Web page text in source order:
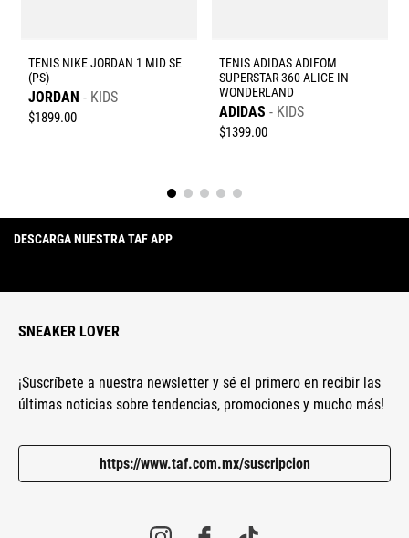
TENIS NIKE JORDAN 1 MID SE
(PS)
JORDAN KIDS
$1899.00
TENIS ADIDAS ADIFOM
SUPERSTAR 360 ALICE IN
WONDERLAND
ADIDAS KIDS
$1399.00
DESCARGA NUESTRA TAF APP
SNEAKER LOVER
¡Suscríbete a nuestra newsletter y sé el primero en recibir las
últimas noticias sobre tendencias, promociones y mucho más!
https://www.taf.com.mx/suscripcion